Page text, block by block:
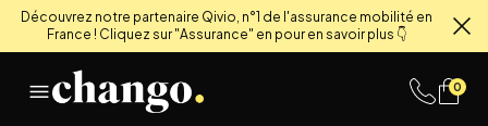
Découvrez notre partenaire Qivio, n°1 de l'assurance mobilité en
France ! Cliquez sur "Assurance" en pour en savoir plus 👇
0